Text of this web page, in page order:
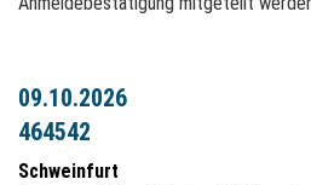
09.10.2026
464542
Schweinfurt